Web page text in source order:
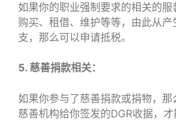
如果你的职业强制要求的相关的服
购买、租借、维护等等，由此从产
支，那么可以申请抵税。
5. 慈善捐款相关：
如果你参与了慈善捐款或捐物，那
慈善机构给你签发的DGR收据，才